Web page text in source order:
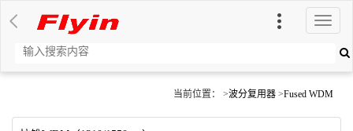
切
换
当前位置： >波分复用器 >Fused WDM